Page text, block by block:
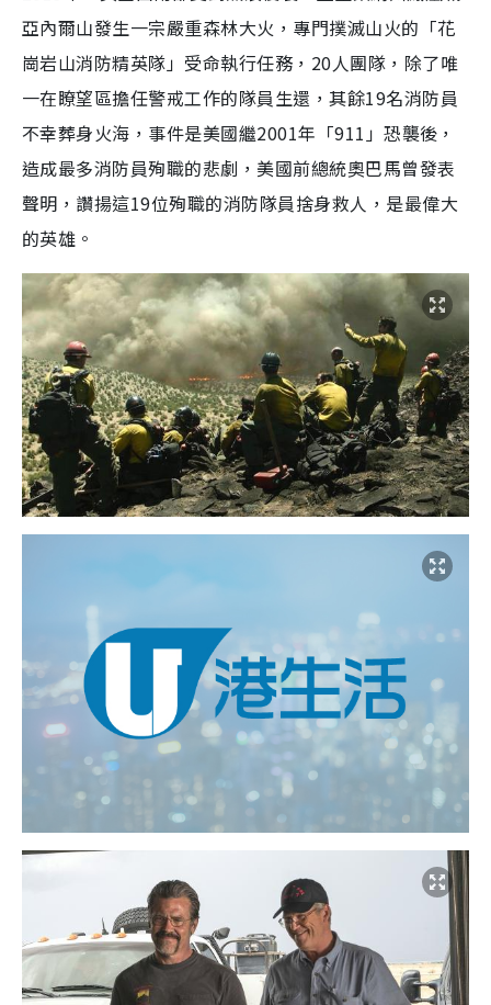
亞內爾山發生一宗嚴重森林大火，專門撲滅山火的「花
崗岩山消防精英隊」受命執行任務，20人團隊，除了唯
一在瞭望區擔任警戒工作的隊員生還，其餘19名消防員
不幸葬身火海，事件是美國繼2001年「911」恐襲後，
造成最多消防員殉職的悲劇，美國前總統奧巴馬曾發表
聲明，讚揚這19位殉職的消防隊員捨身救人，是最偉大
的英雄。